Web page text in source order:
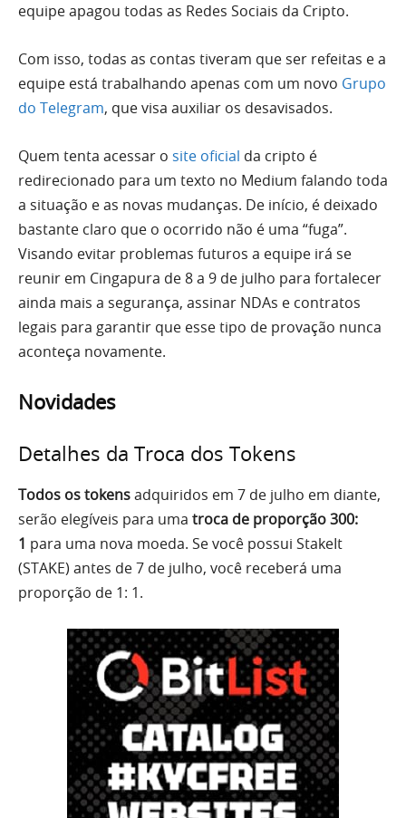
equipe apagou todas as Redes Sociais da Cripto.
Com isso, todas as contas tiveram que ser refeitas e a
equipe está trabalhando apenas com um novo Grupo
do Telegram, que visa auxiliar os desavisados.
Quem tenta acessar o site oficial da cripto é
redirecionado para um texto no Medium falando toda
a situação e as novas mudanças. De início, é deixado
bastante claro que o ocorrido não é uma “fuga”.
Visando evitar problemas futuros a equipe irá se
reunir em Cingapura de 8 a 9 de julho para fortalecer
ainda mais a segurança, assinar NDAs e contratos
legais para garantir que esse tipo de provação nunca
aconteça novamente.
Novidades
Detalhes da Troca dos Tokens
Todos os tokensadquiridos em 7 de julho em diante,
serão elegíveis para uma troca de proporção 300:
1 para uma nova moeda. Se você possui StakeIt
(STAKE) antes de 7 de julho, você receberá uma
proporção de 1: 1.